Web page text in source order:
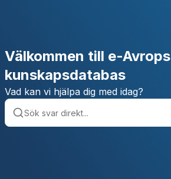
Välkommen till e-Avrops
kunskapsdatabas
Vad kan vi hjälpa dig med idag?